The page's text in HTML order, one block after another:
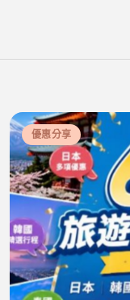
優惠分享